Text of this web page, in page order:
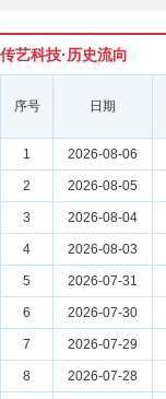
传艺科技·历史流向
序号 日期
1 2026-08-06
2 2026-08-05
3 2026-08-04
4 2026-08-03
5 2026-07-31
6 2026-07-30
7 2026-07-29
8 2026-07-28